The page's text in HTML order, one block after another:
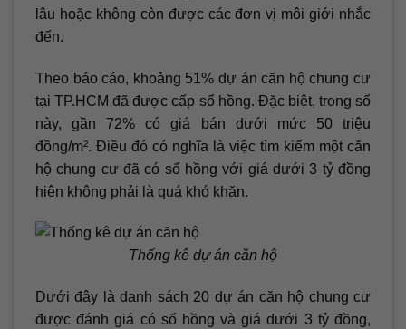
lâu hoặc không còn được các đơn vị môi giới nhắc
đến.
Theo báo cáo, khoảng 51% dự án căn hộ chung cư
tại TP.HCM đã được cấp sổ hồng. Đặc biệt, trong số
này, gần 72% có giá bán dưới mức 50 triệu
đồng/m². Điều đó có nghĩa là việc tìm kiếm một căn
hộ chung cư đã có sổ hồng với giá dưới 3 tỷ đồng
hiện không phải là quá khó khăn.
Thống kê dự án căn hộ
Dưới đây là danh sách 20 dự án căn hộ chung cư
được đánh giá có sổ hồng và giá dưới 3 tỷ đồng,